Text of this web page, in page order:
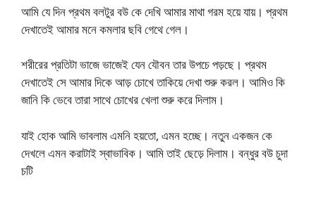
আমি যে দিন প্রথম বলটুর বউ কে দেখি আমার মাথা গরম হয়ে যায়। প্রথম
দেখাতেই আমার মনে কমলার ছবি গেথে গেল।
শরীরের প্রতিটা ভাজে ভাজেই যেন যৌবন তার উপচে পড়ছে। প্রথম
দেখাতেই সে আমার দিকে আড় চোখে তাকিয়ে দেখা শুরু করল। আমিও কি
জানি কি ভেবে তারা সাথে চোখের খেলা শুরু করে দিলাম।
যাই হোক আমি ভাবলাম এমনি হয়তো, এমন হচ্ছে। নতুন একজন কে
দেখলে এমন করাটাই স্বাভাবিক। আমি তাই ছেড়ে দিলাম। বন্ধুর বউ চুদা
চটি